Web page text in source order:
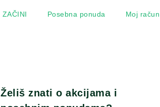
ZAČINI Posebna ponuda Moj račun
Želiš znati o akcijama i